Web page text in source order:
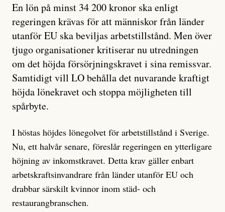
En lön på minst 34 200 kronor ska enligt
regeringen krävas för att människor från länder
utanför EU ska beviljas arbetstillstånd. Men över
tjugo organisationer kritiserar nu utredningen
om det höjda försörjningskravet i sina remissvar.
Samtidigt vill LO behålla det nuvarande kraftigt
höjda lönekravet och stoppa möjligheten till
spårbyte.
I höstas höjdes lönegolvet för arbetstillstånd i Sverige.
Nu, ett halvår senare, föreslår regeringen en ytterligare
höjning av inkomstkravet. Detta krav gäller enbart
arbetskraftsinvandrare från länder utanför EU och
drabbar särskilt kvinnor inom städ- och
restaurangbranschen.